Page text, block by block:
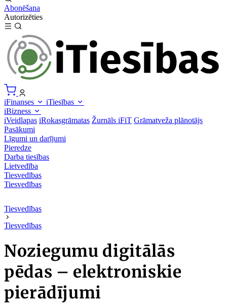
Abonēšana
Autorizēties
iFinanses
iTiesības
iBizness
iVeidlapas iRokasgrāmatas Žurnāls iFiT Grāmatveža plānotājs
Pasākumi
Līgumi un darījumi
Pieredze
Darba tiesības
Lietvedība
Tiesvedības
Tiesvedības
Tiesvedības
Tiesvedības
Noziegumu digitālās
pēdas – elektroniskie
pierādījumi